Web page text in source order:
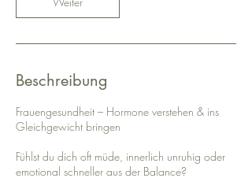
Beschreibung
Frauengesundheit – Hormone verstehen & ins
Gleichgewicht bringen
Fühlst du dich oft müde, innerlich unruhig oder
emotional schneller aus der Balance?